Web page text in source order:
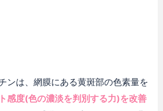
ンは、網膜にある黄斑部の色素量を
感度(色の濃淡を判別する力)を改善